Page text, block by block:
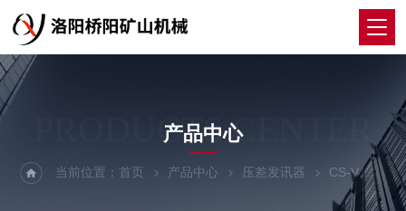
PRODUCTS CENTER
产品中心
当前位置：首页 产品中心 压差发讯器 CS-V